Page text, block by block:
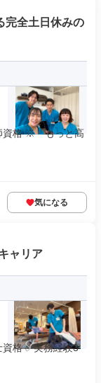
完全土日休みの
資格 ※「もっと高
気になる
ャリア
格 ✅実務経験3